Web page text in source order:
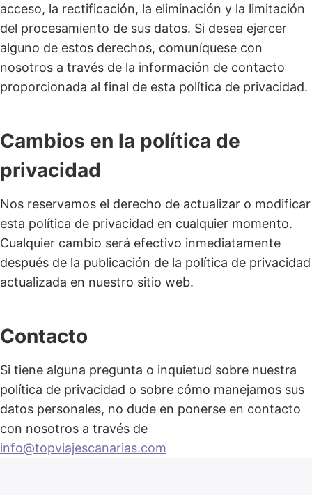
acceso, la rectificación, la eliminación y la limitación
del procesamiento de sus datos. Si desea ejercer
alguno de estos derechos, comuníquese con
nosotros a través de la información de contacto
proporcionada al final de esta política de privacidad.
Cambios en la política de
privacidad
Nos reservamos el derecho de actualizar o modificar
esta política de privacidad en cualquier momento.
Cualquier cambio será efectivo inmediatamente
después de la publicación de la política de privacidad
actualizada en nuestro sitio web.
Contacto
Si tiene alguna pregunta o inquietud sobre nuestra
política de privacidad o sobre cómo manejamos sus
datos personales, no dude en ponerse en contacto
con nosotros a través de
info@topviajescanarias.com